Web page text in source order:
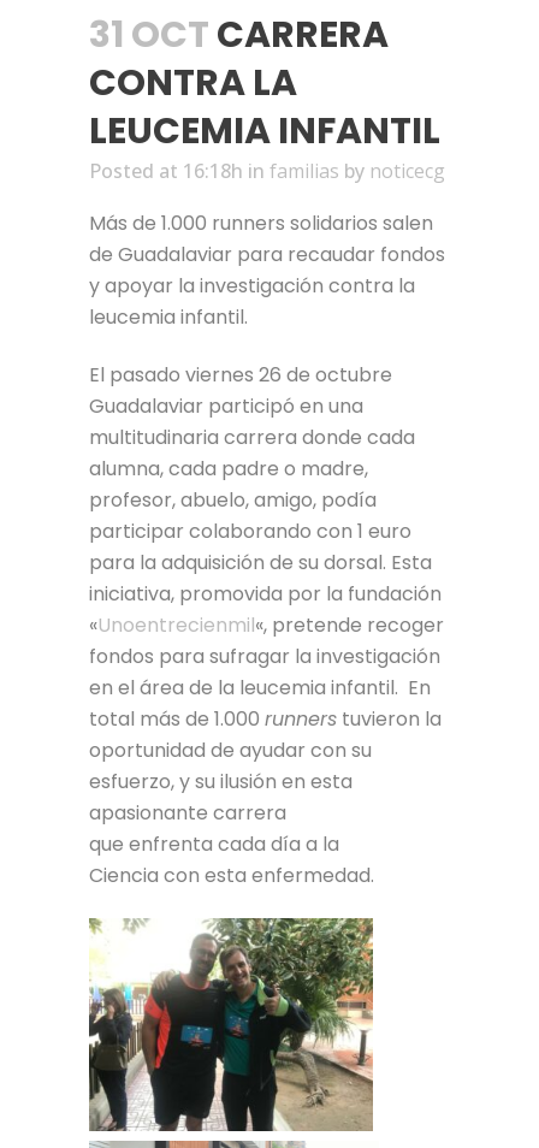
31 OCTCARRERA
CONTRA LA
LEUCEMIA INFANTIL
Posted at 16:18h in familias by noticecg
Más de 1.000 runners solidarios salen
de Guadalaviar para recaudar fondos
y apoyar la investigación contra la
leucemia infantil.
El pasado viernes 26 de octubre
Guadalaviar participó en una
multitudinaria carrera donde cada
alumna, cada padre o madre,
profesor, abuelo, amigo, podía
participar colaborando con 1 euro
para la adquisición de su dorsal. Esta
iniciativa, promovida por la fundación
«Unoentrecienmil«, pretende recoger
fondos para sufragar la investigación
en el área de la leucemia infantil. En
total más de 1.000 runners tuvieron la
oportunidad de ayudar con su
esfuerzo, y su ilusión en esta
apasionante carrera
que enfrenta cada día a la
Ciencia con esta enfermedad.